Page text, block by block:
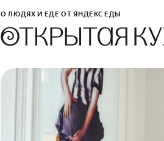
О ЛЮДЯХ И ЕДЕ ОТ ЯНДЕКС ЕДЫ